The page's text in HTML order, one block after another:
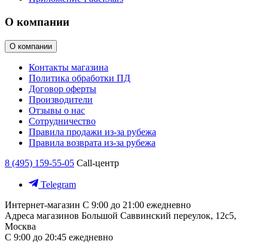
О компании
О компании
Контакты магазина
Политика обработки ПД
Договор оферты
Производители
Отзывы о нас
Сотрудничество
Правила продажи из-за рубежа
Правила возврата из-за рубежа
8 (495) 159-55-05 Call-центр
Telegram
Интернет-магазин С 9:00 до 21:00 ежедневно
Адреса магазинов Большой Саввинский переулок, 12с5,
Москва
С 9:00 до 20:45 ежедневно